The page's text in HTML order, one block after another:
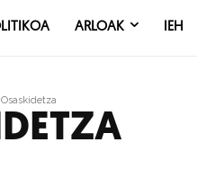
ARLOAK IEH
Osaskidetza